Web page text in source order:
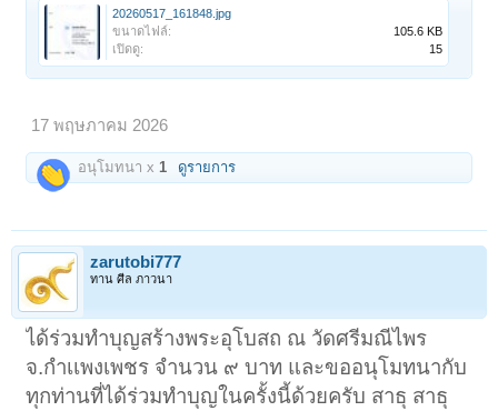
20260517_161848.jpg
ขนาดไฟล์:
105.6 KB
เปิดดู:
15
17 พฤษภาคม 2026
อนุโมทนา x 1 ดูรายการ
zarutobi777
ทาน ศีล ภาวนา
ได้ร่วมทำบุญสร้างพระอุโบสถ ณ วัดศรีมณีไพร
จ.กําเเพงเพชร จำนวน ๙ บาท และขออนุโมทนากับ
ทุกท่านที่ได้ร่วมทำบุญในครั้งนี้ด้วยครับ สาธุ สาธุ